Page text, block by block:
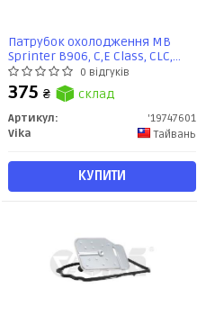
Патрубок охолодження MB
Sprinter B906, C,E Class, CLC,
CLK, SLK (01-16) (19747601) VIKA
0 відгуків
375 ₴ склад
Артикул:
'19747601
Vika
Тайвань
КУПИТИ